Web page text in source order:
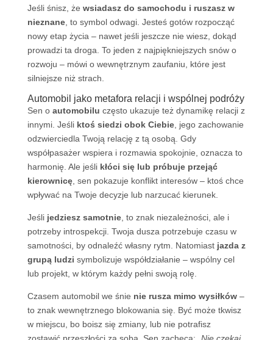
Jeśli śnisz, że wsiadasz do samochodu i ruszasz w
nieznane, to symbol odwagi. Jesteś gotów rozpocząć
nowy etap życia – nawet jeśli jeszcze nie wiesz, dokąd
prowadzi ta droga. To jeden z najpiękniejszych snów o
rozwoju – mówi o wewnętrznym zaufaniu, które jest
silniejsze niż strach.
Automobil jako metafora relacji i wspólnej podróży
Sen o automobilu często ukazuje też dynamikę relacji z
innymi. Jeśli ktoś siedzi obok Ciebie, jego zachowanie
odzwierciedla Twoją relację z tą osobą. Gdy
współpasażer wspiera i rozmawia spokojnie, oznacza to
harmonię. Ale jeśli kłóci się lub próbuje przejąć
kierownicę, sen pokazuje konflikt interesów – ktoś chce
wpływać na Twoje decyzje lub narzucać kierunek.
Jeśli jedziesz samotnie, to znak niezależności, ale i
potrzeby introspekcji. Twoja dusza potrzebuje czasu w
samotności, by odnaleźć własny rytm. Natomiast jazda z
grupą ludzi symbolizuje współdziałanie – wspólny cel
lub projekt, w którym każdy pełni swoją rolę.
Czasem automobil we śnie nie rusza mimo wysiłków–
to znak wewnętrznego blokowania się. Być może tkwisz
w miejscu, bo boisz się zmiany, lub nie potrafisz